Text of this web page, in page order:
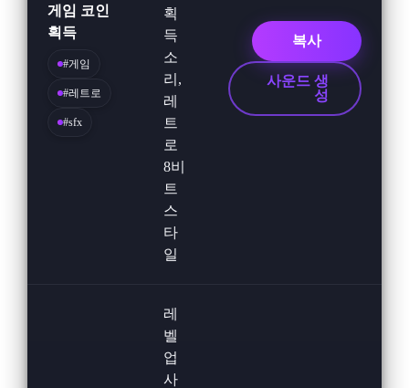
게임 코인
획득
#게임
#레트로
#sfx
획
득
소
리,
레
트
로
8비
트
스
타
일
복사
사운드 생
성
레
벨
업
사